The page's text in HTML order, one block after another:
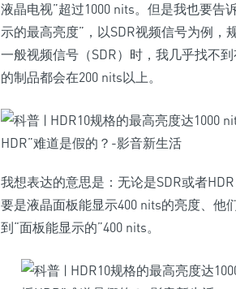
液晶电视”超过1000 nits。但是我也要告
示的最高亮度”，以SDR视频信号为例，
一般视频信号（SDR）时，我几乎找不
的制品都会在200 nits以上。
我想表达的意思是：无论是SDR或者
要是液晶面板能显示400 nits的亮度、他
到“面板能显示的”400 nits。